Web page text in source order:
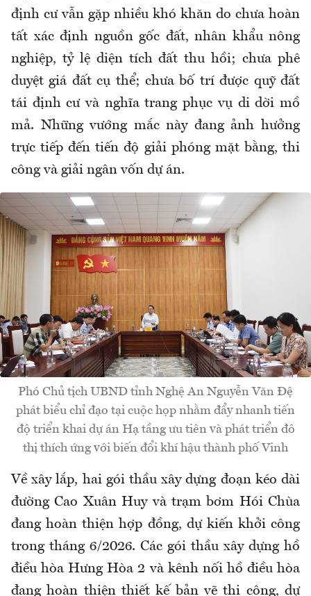
định cư vẫn gặp nhiều khó khăn do chưa hoàn
tất xác định nguồn gốc đất, nhân khẩu nông
nghiệp, tỷ lệ diện tích đất thu hồi; chưa phê
duyệt giá đất cụ thể; chưa bố trí được quỹ đất
tái định cư và nghĩa trang phục vụ di dời mồ
mả. Những vướng mắc này đang ảnh hưởng
trực tiếp đến tiến độ giải phóng mặt bằng, thi
công và giải ngân vốn dự án.
Phó Chủ tịch UBND tỉnh Nghệ An Nguyễn Văn Đệ
phát biểu chỉ đạo tại cuộc họp nhằm đẩy nhanh tiến
độ triển khai dự án Hạ tầng ưu tiên và phát triển đô
thị thích ứng với biến đổi khí hậu thành phố Vinh
Về xây lắp, hai gói thầu xây dựng đoạn kéo dài
đường Cao Xuân Huy và trạm bơm Hói Chùa
đang hoàn thiện hợp đồng, dự kiến khởi công
trong tháng 6/2026. Các gói thầu xây dựng hồ
điều hòa Hưng Hòa 2 và kênh nối hồ điều hòa
đang hoàn thiện thiết kế bản vẽ thi công, dự